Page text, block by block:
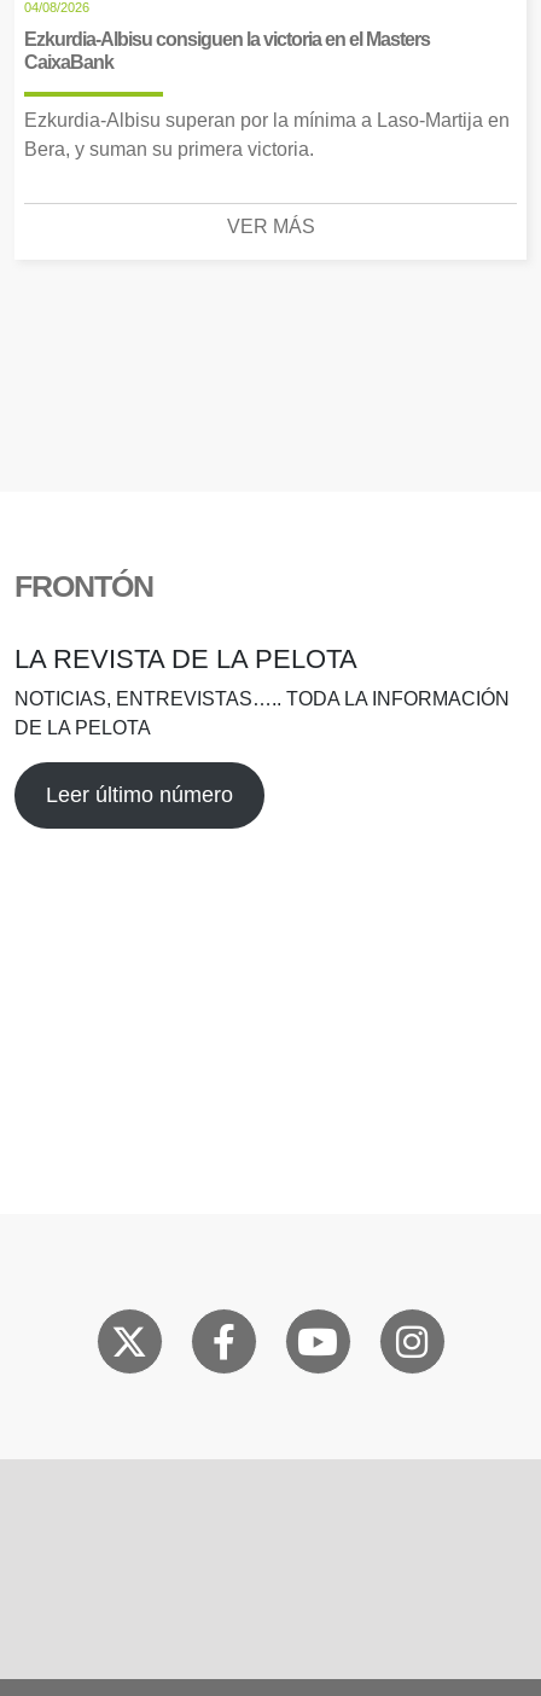
04/08/2026
Ezkurdia-Albisu consiguen la victoria en el Masters
CaixaBank
Ezkurdia-Albisu superan por la mínima a Laso-Martija en
Bera, y suman su primera victoria.
VER MÁS
FRONTÓN
LA REVISTA DE LA PELOTA
NOTICIAS, ENTREVISTAS….. TODA LA INFORMACIÓN
DE LA PELOTA
Leer último número